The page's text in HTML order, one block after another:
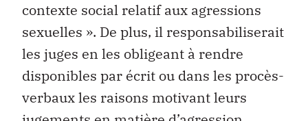
contexte social relatif aux agressions
sexuelles ». De plus, il responsabiliserait
les juges en les obligeant à rendre
disponibles par écrit ou dans les procès-
verbaux les raisons motivant leurs